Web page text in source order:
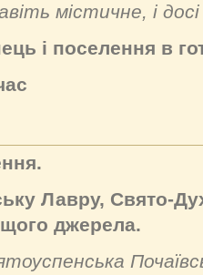
містичне, і
і поселення в
Лавру, Свято-
джерела.